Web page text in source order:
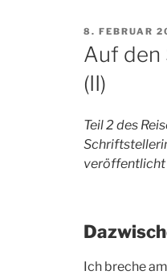
AM
8. FEBRUAR
Auf den
(II)
Teil 2 des
veröffentlicht
Ich breche